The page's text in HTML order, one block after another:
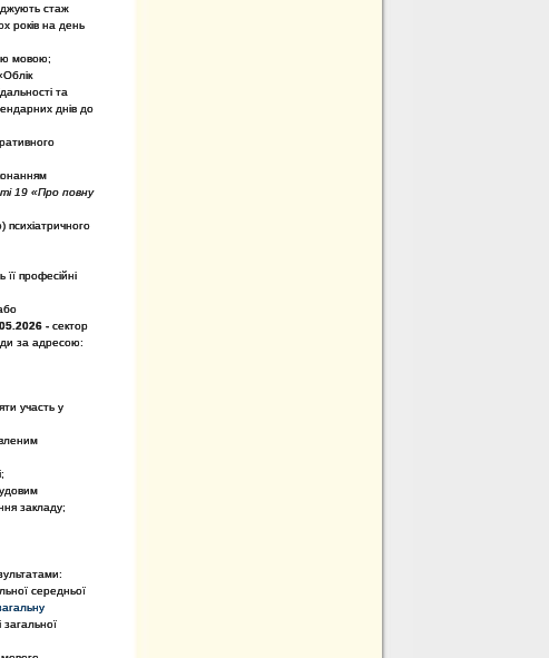
стаж
років на день
мовою;
та
днів до
19 «Про повну
професійні
- сектор
за адресою:
участь у
закладу;
середньої
загальної